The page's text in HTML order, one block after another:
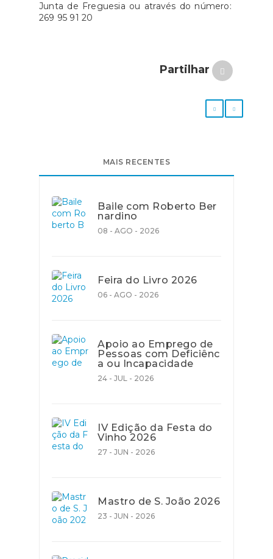
Junta de Freguesia ou através do número:
269 95 91 20
Partilhar
MAIS RECENTES
Baile com Roberto Ber
nardino
08 - AGO - 2026
Feira do Livro 2026
06 - AGO - 2026
Apoio ao Emprego de
Pessoas com Deficiênc
a ou Incapacidade
24 - JUL - 2026
IV Edição da Festa do
Vinho 2026
27 - JUN - 2026
Mastro de S. João 2026
23 - JUN - 2026